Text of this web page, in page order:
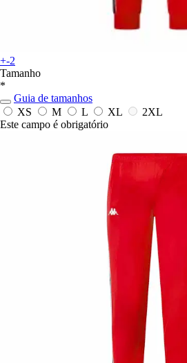
+-2
Tamanho
*
Guia de tamanhos
XS
M L XL
2XL
Este campo é obrigatório